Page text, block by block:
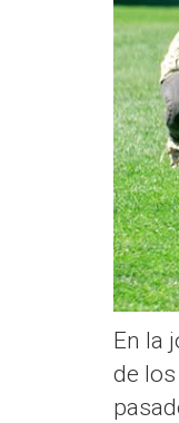
En la
de